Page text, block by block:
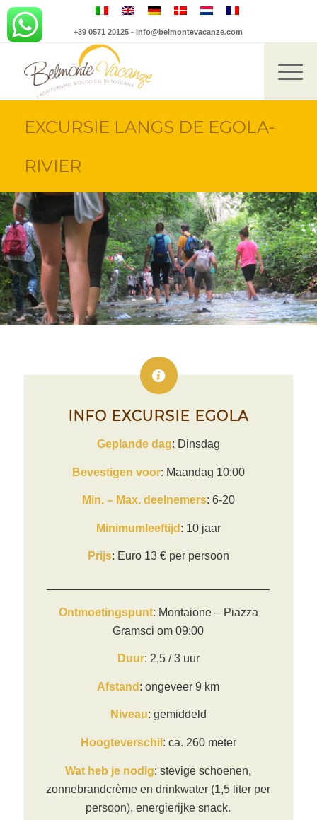
+39 0571 20125 -info@belmontevacanze.com
EXCURSIE LANGS DE EGOLA-
RIVIER
INFO EXCURSIE EGOLA
Geplande dag: Dinsdag
Bevestigen voor: Maandag 10:00
Min. – Max. deelnemers: 6-20
Minimumleeftijd : 10 jaar
Prijs: Euro 13 € per persoon
Ontmoetingspunt: Montaione – Piazza
Gramsci om 09:00
Duur: 2,5 / 3 uur
Afstand : ongeveer 9 km
Niveau: gemiddeld
Hoogteverschil : ca. 260 meter
Wat heb je nodig: stevige schoenen,
zonnebrandcrème en drinkwater (1,5 liter per
persoon), energierijke snack.